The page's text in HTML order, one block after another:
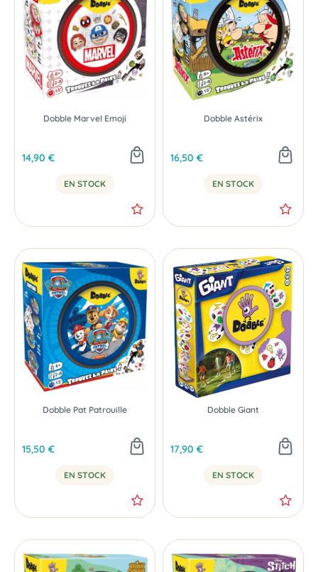
Dobble Marvel Emoji
14,90 €
EN STOCK
Dobble Astérix
16,50 €
EN STOCK
Dobble Pat Patrouille
15,50 €
EN STOCK
Dobble Giant
17,90 €
EN STOCK